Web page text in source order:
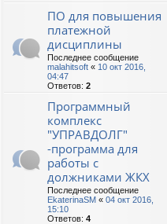
ПО для повышения
платежной
дисциплины
Последнее сообщение
malahitsoft « 10 окт 2016,
04:47
Ответов: 2
Программный
комплекс
"УПРАВДОЛГ"
-программа для
работы с
должниками ЖКХ
Последнее сообщение
EkaterinaSM « 04 окт 2016,
15:10
Ответов: 4